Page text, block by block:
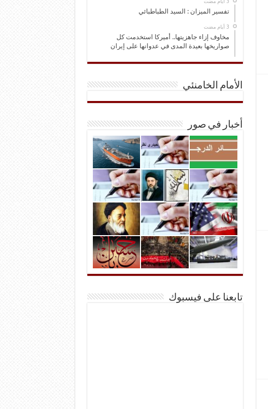
تفسير الميزان : السيد الطباطبائي
مخاوف إزاء جاهزيتها.. أميركا استخدمت كل
صواريخها بعيدة المدى في عدوانها على إيران
الأمام الخامنئي
أخبار في صور
تابعنا على فيسبوك